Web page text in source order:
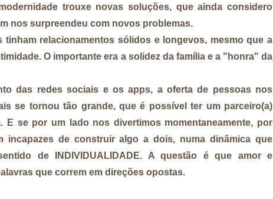
trouxenovas soluções, que ainda considero
nos surpreendeu com novos problemas.
tinham relacionamentos sólidos e longevos, mesmo que a
O importante era a solidez da família e a "honra" da
das redes sociais e os apps, a oferta de pessoas nos
se tornou tão grande, que é possível ter um parceiro(a)
E se por um lado nos divertimos momentaneamente, por
incapazes de construir algo a dois, numa dinâmica que
de INDIVIDUALIDADE. A questão é que amor e
que correm em direções opostas.